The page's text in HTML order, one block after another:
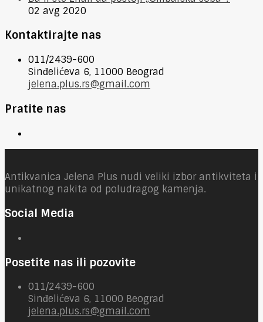
02 avg 2020
Kontaktirajte nas
011/2439-600
Sinđelićeva 6, 11000 Beograd
jelena.plus.rs@gmail.com
Pratite nas
Antikvanica Jelena Plus nudi veliki izbor antikviteta i
unikatnog nakita od poludragog kamenja.
Social Media
Posetite nas ili pozovite
011/2439-600
Sinđelićeva 6, 11000 Beograd
jelena.plus.rs@gmail.com